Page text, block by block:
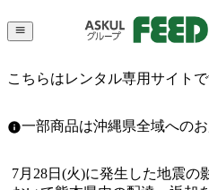
こちらはレンタル専用サイト
一部商品は沖縄県全域への
7月28日(火)に発生した地震の